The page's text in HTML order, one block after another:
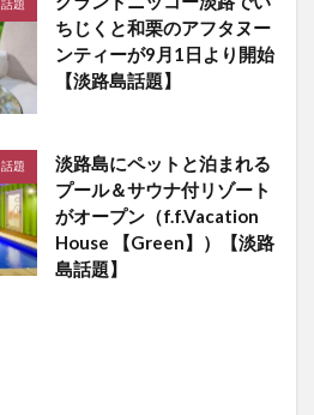
話題
ちじくと和栗のアフタヌー
ンティーが9月1日より開始
【淡路島話題】
話題
淡路島にペットと泊まれる
プール＆サウナ付リゾート
がオープン（f.f.Vacation
House 【Green】）【淡路
島話題】